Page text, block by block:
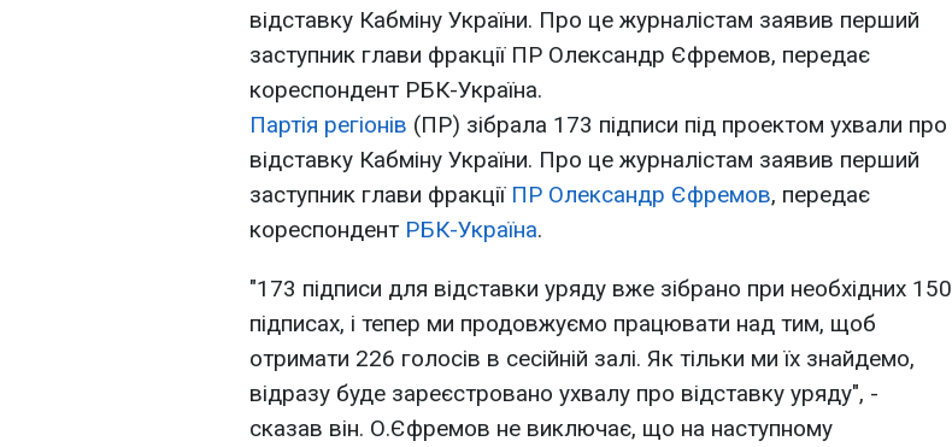
відставку Кабміну України. Про це журналістам заявив перший
заступник глави фракції ПР Олександр Єфремов, передає
кореспондент РБК-Україна.
Партія регіонів (ПР) зібрала 173 підписи під проектом ухвали про
відставку Кабміну України. Про це журналістам заявив перший
заступник глави фракції ПР Олександр Єфремов, передає
кореспондент РБК-Україна.
"173 підписи для відставки уряду вже зібрано при необхідних 150
підписах, і тепер ми продовжуємо працювати над тим, щоб
отримати 226 голосів в сесійній залі. Як тільки ми їх знайдемо,
відразу буде зареєстровано ухвалу про відставку уряду", -
сказав він. О.Єфремов не виключає, що на наступному